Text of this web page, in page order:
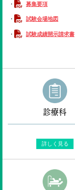
・ 募集要項
・ 試験会場地図
・ 試験成績開示請求書
診療科
詳しく見る